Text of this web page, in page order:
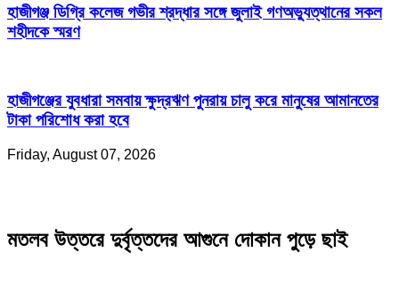
হাজীগঞ্জ ডিগ্রি কলেজ গভীর শ্রদ্ধার সঙ্গে জুলাই গণঅভ্যুত্থানের সকল
শহীদকে স্মরণ
হাজীগঞ্জের যুবধারা সমবায় ক্ষুদ্রঋণ পুনরায় চালু করে মানুষের আমানতের
টাকা পরিশোধ করা হবে
Friday, August 07, 2026
মতলব উত্তরে দুর্বৃত্তদের আগুনে দোকান পুড়ে ছাই